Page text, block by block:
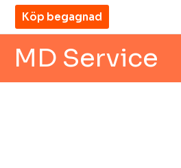
Hoppa
innehåll
Köp begagnad
MD Service